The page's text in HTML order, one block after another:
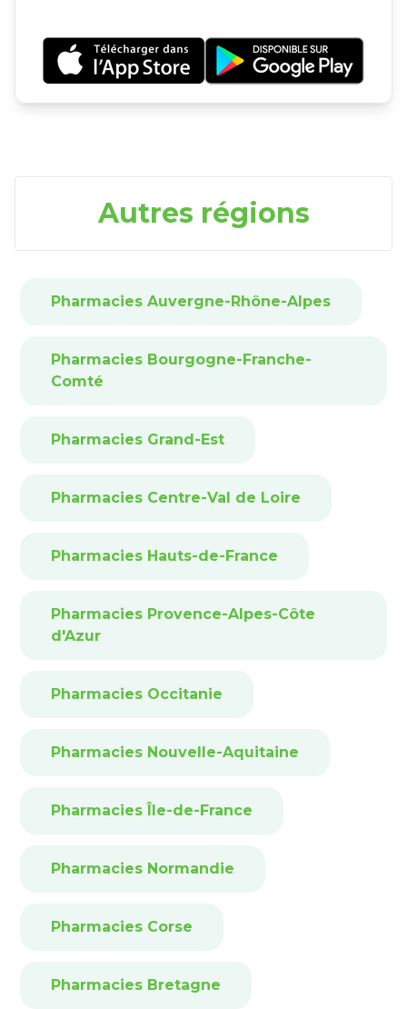
Autres régions
Pharmacies Auvergne-Rhône-Alpes
Pharmacies Bourgogne-Franche-
Comté
Pharmacies Grand-Est
Pharmacies Centre-Val de Loire
Pharmacies Hauts-de-France
Pharmacies Provence-Alpes-Côte
d'Azur
Pharmacies Occitanie
Pharmacies Nouvelle-Aquitaine
Pharmacies Île-de-France
Pharmacies Normandie
Pharmacies Corse
Pharmacies Bretagne